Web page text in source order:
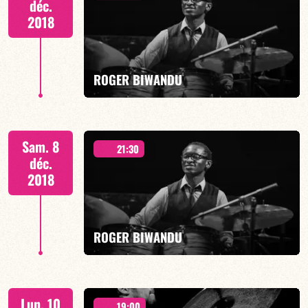
EN SAVOIR PLUS
déc.
2018
ROGER BIWANDU
EN SAVOIR PLUS
Sam. 8
déc.
2018
21:30
ROGER BIWANDU
QUARTET « Tribute to AL JARREAU »
Lun. 10